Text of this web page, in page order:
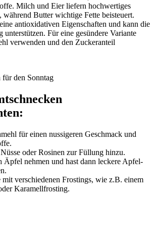
Milch und Eier liefern hochwertiges
Butter wichtige Fette beisteuert.
antioxidativen Eigenschaften und kann die
Für eine gesündere Variante
verwenden und den Zuckeranteil
für den Sonntag
für einen nussigeren Geschmack und
oder Rosinen zur Füllung hinzu.
Äpfel nehmen und hast dann leckere Apfel-
mit verschiedenen Frostings, wie z.B. einem
Karamellfrosting.